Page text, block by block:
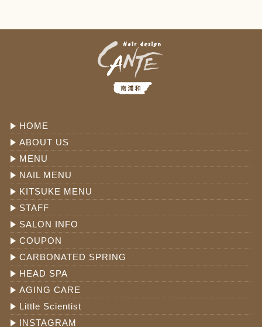
HOME
ABOUT US
MENU
NAIL MENU
KITSUKE MENU
STAFF
SALON INFO
COUPON
CARBONATED SPRING
HEAD SPA
AGING CARE
Little Scientist
INSTAGRAM